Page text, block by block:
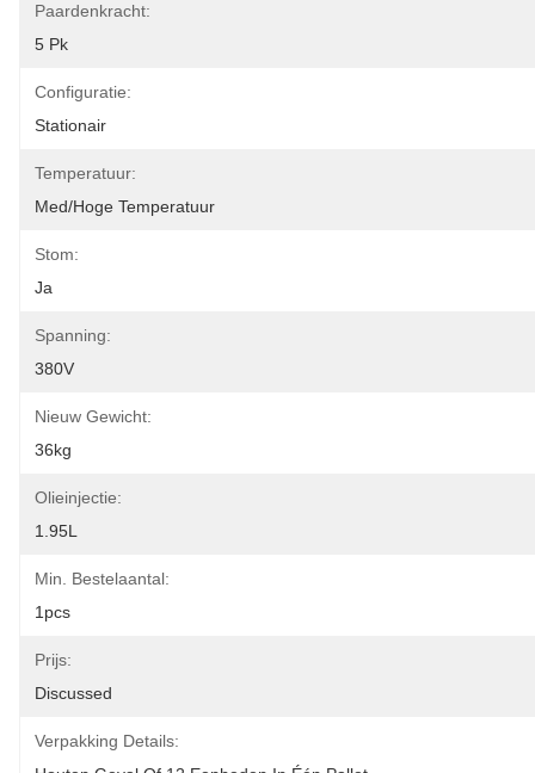
Paardenkracht:
5 Pk
Configuratie:
Stationair
Temperatuur:
Med/hoge Temperatuur
Stom:
Ja
Spanning:
380V
Nieuw Gewicht:
36kg
Olieinjectie:
1.95L
Min. Bestelaantal:
1pcs
Prijs:
Discussed
Verpakking Details: